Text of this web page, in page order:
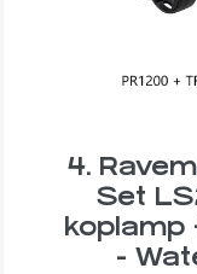
4.
Set
koplamp
-